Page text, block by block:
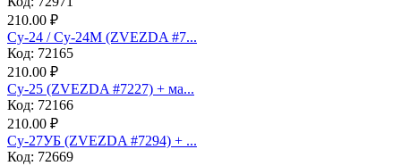
210.00 ₽
Су-24 / Су-24М (ZVEZDA #7...
Код: 72165
210.00 ₽
Су-25 (ZVEZDA #7227) + ма...
Код: 72166
210.00 ₽
Су-27УБ (ZVEZDA #7294) + ...
Код: 72669